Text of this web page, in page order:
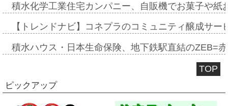
積水化学工業住宅カンパニー、自販機でお菓子や
【トレンドナビ】コネプラのコミュニティ醸成サ
積水ハウス・日本生命保険、地下鉄駅直結のZEB=
TOP
ピックアップ